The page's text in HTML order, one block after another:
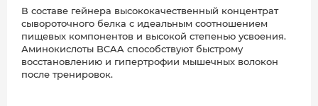
В составе гейнера высококачественный концентрат
сывороточного белка с идеальным соотношением
пищевых компонентов и высокой степенью усвоения.
Аминокислоты BCAA способствуют быстрому
восстановлению и гипертрофии мышечных волокон
после тренировок.